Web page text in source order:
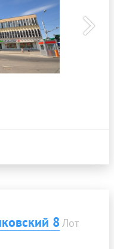
8Лот